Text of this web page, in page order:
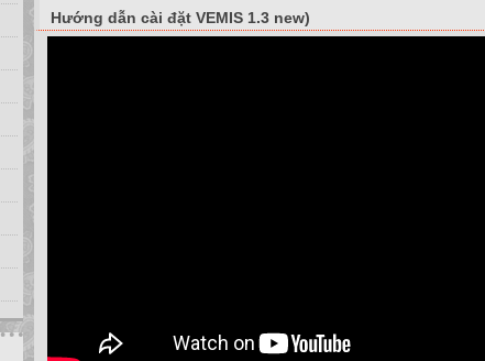
Hướng dẫn cài đặt VEMIS 1.3 new)